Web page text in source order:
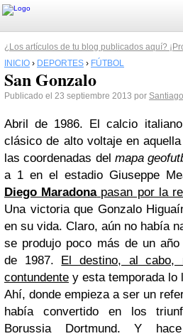
¿Los artículos de tu blog publicados aquí?
INICIO › DEPORTES › FÚTBOL
San Gonzalo
Publicado el 23 septiembre 2013 por
Abril de 1986. El calcio
clásico de alto voltaje en
las coordenadas del mapa
a 1 en el estadio Giuseppe
Diego Maradonapasan por la
Una victoria que Gonzalo
en su vida. Claro, aún no había
se produjo poco más de un
de 1987. El destino, al cabo,
contundente y esta temporada lo
Ahí, donde empieza a ser un
había convertido en los
Borussia Dortmund. Y